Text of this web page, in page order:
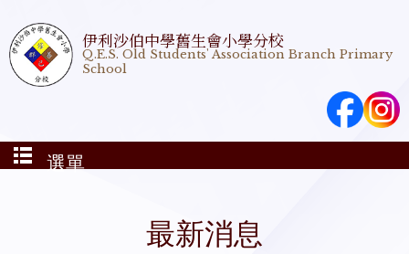
伊利沙伯中學舊生會小學分校
Q.E.S. Old Students' Association Branch Primary
School
選單
最新消息